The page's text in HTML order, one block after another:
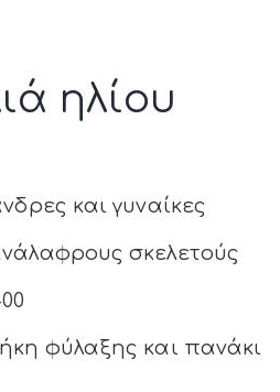
ηλίου
και γυναίκες
σκελετούς
φύλαξης και πανάκι